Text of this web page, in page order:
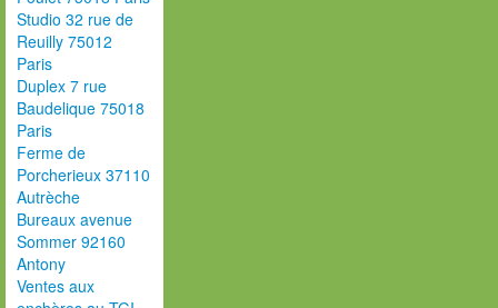
Studio 32 rue de
Reuilly 75012
Paris
Duplex 7 rue
Baudelique 75018
Paris
Ferme de
Porcherieux 37110
Autrèche
Bureaux avenue
Sommer 92160
Antony
Ventes aux